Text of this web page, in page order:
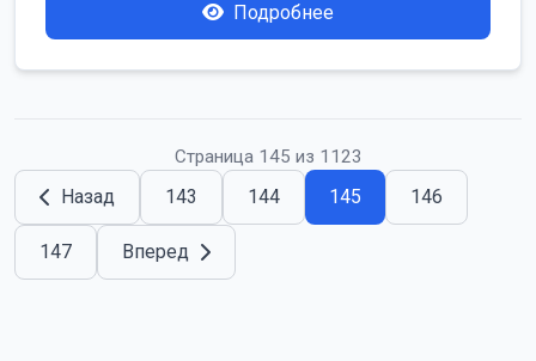
Подробнее
Страница 145 из 1123
Назад 143 144 145 146
147 Вперед